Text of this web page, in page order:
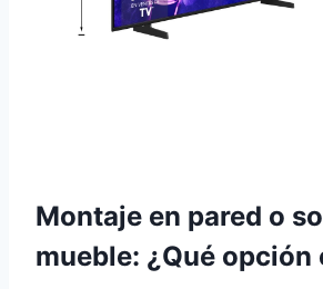
Montaje en pared o
mueble: ¿Qué opción